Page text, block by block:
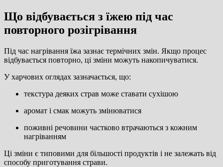
Що відбувається з їжею під час
повторного розігрівання
Під час нагрівання їжа зазнає термічних змін. Якщо процес
відбувається повторно, ці зміни можуть накопичуватися.
У харчових оглядах зазначається, що:
текстура деяких страв може ставати сухішою
аромат і смак можуть змінюватися
поживні речовини частково втрачаються з кожним
нагріванням
Ці зміни є типовими для більшості продуктів і не залежать від
способу приготування страви.